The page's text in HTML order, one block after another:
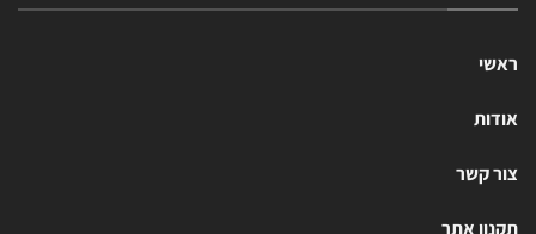
ראשי
אודות
צור קשר
תקנון אתר